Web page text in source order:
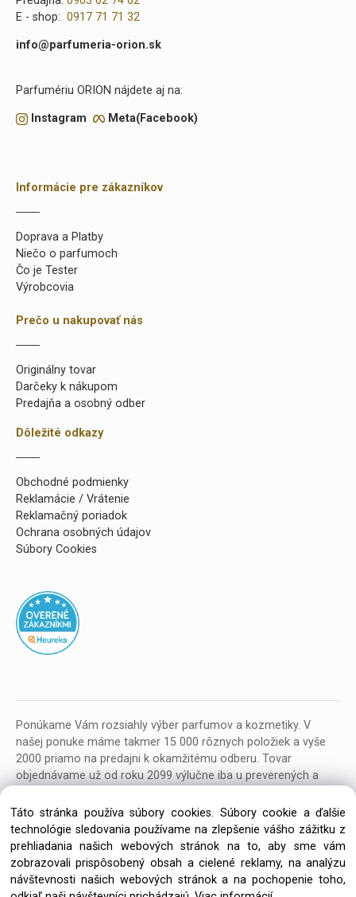
E - shop: 0917 71 71 32
info@parfumeria-orion.sk
Parfumériu ORION nájdete aj na:
Instagram Meta(Facebook)
Informácie pre zákazníkov
Doprava a Platby
Niečo o parfumoch
Čo je Tester
Výrobcovia
Prečo u nakupovať nás
Originálny tovar
Darčeky k nákupom
Predajňa a osobný odber
Dôležité odkazy
Obchodné podmienky
Reklamácie / Vrátenie
Reklamačný poriadok
Ochrana osobných údajov
Súbory Cookies
Ponúkame Vám rozsiahly výber parfumov a kozmetiky. V
našej ponuke máme takmer 15 000 rôznych položiek a vyše
2000 priamo na predajni k okamžitému odberu. Tovar
objednávame už od roku 2099 výlučne iba u preverených a
Copyright © 2026 Parfumeria ORION, All rights reserved
Táto stránka používa súbory cookies. Súbory cookie a ďalšie
technológie sledovania používame na zlepšenie vášho zážitku z
prehliadania našich webových stránok na to, aby sme vám
zobrazovali prispôsobený obsah a cielené reklamy, na analýzu
návštevnosti našich webových stránok a na pochopenie toho,